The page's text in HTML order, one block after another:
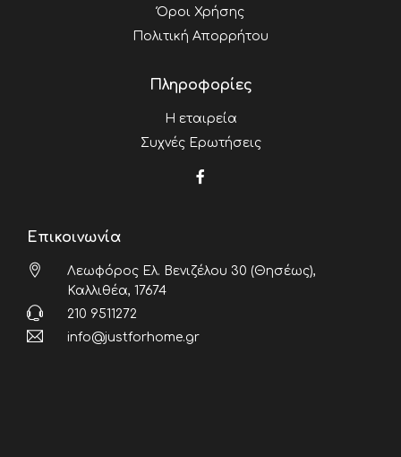
Όροι Χρήσης
Πολιτική Απορρήτου
Πληροφορίες
Η εταιρεία
Συχνές Ερωτήσεις
Επικοινωνία
Λεωφόρος Ελ. Βενιζέλου 30 (Θησέως),
Καλλιθέα, 17674
210 9511272
info@justforhome.gr